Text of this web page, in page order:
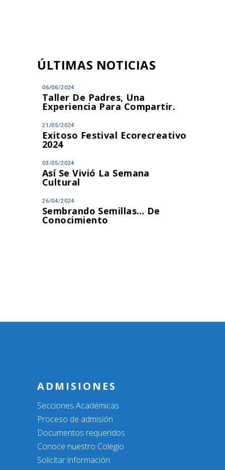
ÚLTIMAS NOTICIAS
06/06/2024
Taller De Padres, Una
Experiencia Para Compartir.
21/05/2024
Exitoso Festival Ecorecreativo
2024
03/05/2024
Así Se Vivió La Semana
Cultural
26/04/2024
Sembrando Semillas… De
Conocimiento
ADMISIONES
Secciones Académicas
Proceso de admisión
Documentos requeridos
Conoce nuestro Colegio
Solicitar información